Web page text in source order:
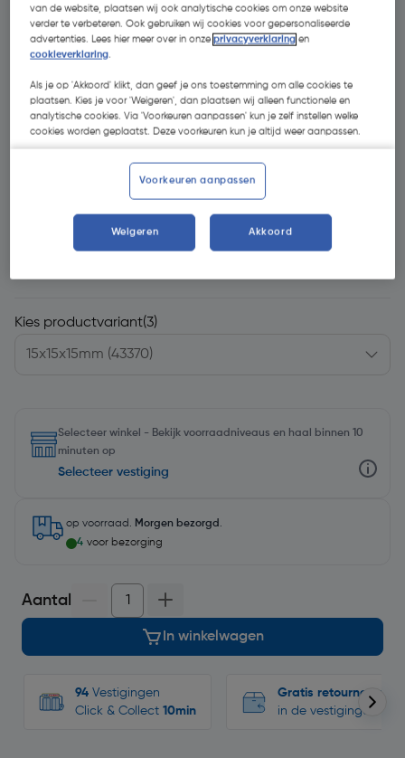
- 49 %
€ 6,38
Kies productvariant(3)
Selecteer winkel - Bekijk voorraadniveaus en haal binnen 10
minuten op
Selecteer vestiging
op voorraad. Morgen bezorgd .
4 voor bezorging
Aantal
In winkelwagen
94 Vestigingen
Click & Collect 10min
Gratis retourneren
in de vestigingen
van de website, plaatsen wij ook analytische cookies om onze website
verder te verbeteren. Ook gebruiken wij cookies voor gepersonaliseerde
advertenties. Lees hier meer over in onzeprivacyverklaring en
cookieverklaring.
Als je op 'Akkoord' klikt, dan geef je ons toestemming om alle cookies te
plaatsen. Kies je voor 'Weigeren', dan plaatsen wij alleen functionele en
analytische cookies. Via 'Voorkeuren aanpassen' kun je zelf instellen welke
cookies worden geplaatst. Deze voorkeuren kun je altijd weer aanpassen.
Voorkeuren aanpassen
Weigeren Akkoord